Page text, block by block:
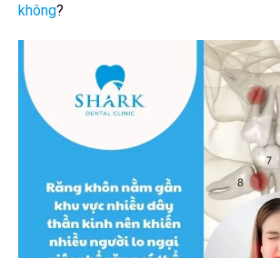
không?